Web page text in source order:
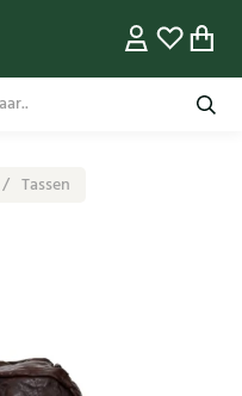
Tassen